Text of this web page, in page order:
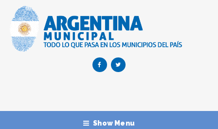
Show Menu